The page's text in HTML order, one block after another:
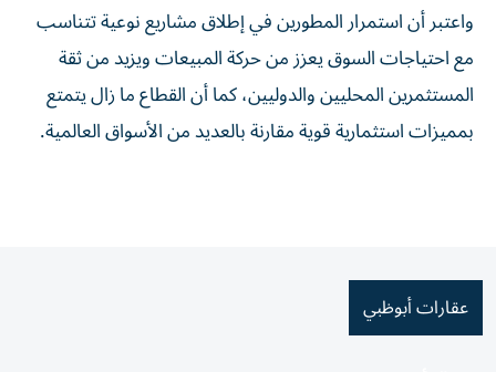
واعتبر أن استمرار المطورين في إطلاق مشاريع نوعية تتناسب
مع احتياجات السوق يعزز من حركة المبيعات ويزيد من ثقة
المستثمرين المحليين والدوليين، كما أن القطاع ما زال يتمتع
بمميزات استثمارية قوية مقارنة بالعديد من الأسواق العالمية.
عقارات أبوظبي